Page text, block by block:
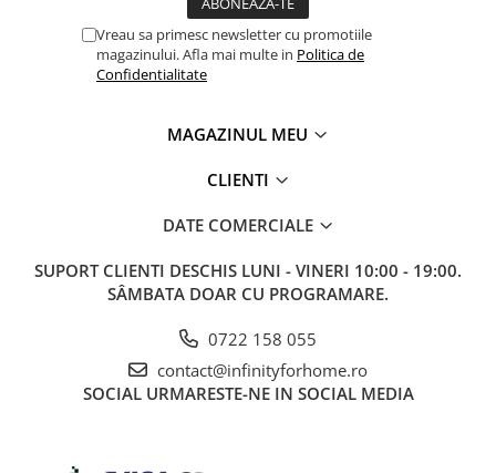
Vreau sa primesc newsletter cu promotiile
magazinului. Afla mai multe in Politica de
Confidentialitate
MAGAZINUL MEU
CLIENTI
DATE COMERCIALE
SUPORT CLIENTI DESCHIS LUNI - VINERI 10:00 - 19:00.
SÂMBATA DOAR CU PROGRAMARE.
0722 158 055
contact@infinityforhome.ro
SOCIAL URMARESTE-NE IN SOCIAL MEDIA